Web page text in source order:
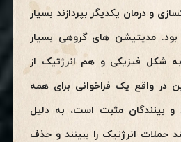
و درمان یکدیگر بپردازند بسیار
مدیتیشن های گروهی بسیار
شکل فیزیکی و هم انرژتیک از
در واقع یک فراخوانی برای همه
و بینندگان مثبت است، به دلیل
حملات انرژتیک را ببینند و حذف